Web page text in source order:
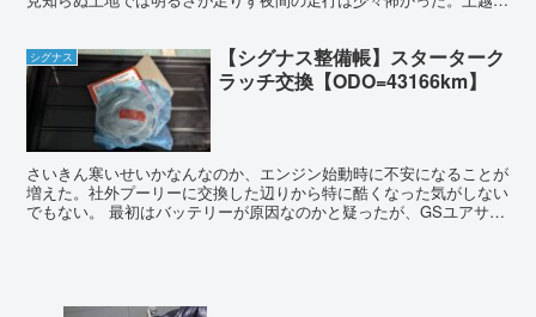
シグナス
【シグナス整備帳】スターターク
ラッチ交換【ODO=43166km】
さいきん寒いせいかなんなのか、エンジン始動時に不安になることが
増えた。社外プーリーに交換した辺りから特に酷くなった気がしない
でもない。 最初はバッテリーが原因なのかと疑ったが、GSユアサの